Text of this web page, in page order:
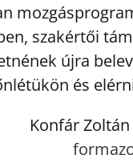
szakértői
újra
és
Konfár